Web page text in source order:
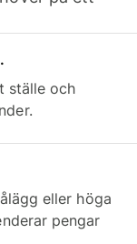
ställe och
eller höga
pengar